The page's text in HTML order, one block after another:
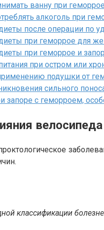
ванну при
алкоголь при
после операции по
при геморрое для
при геморрое и
при остром или
подушки от
сильного
запоре с геморроем,
классификации